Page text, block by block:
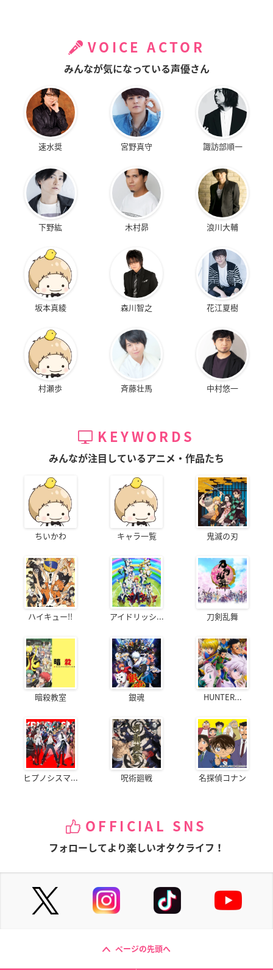
VOICE ACTOR
みんなが気になっている声優さん
速水奨 宮野真守 諏訪部順一
下野紘 木村昴 浪川大輔
坂本真綾 森川智之 花江夏樹
村瀬歩 斉藤壮馬 中村悠一
KEYWORDS
みんなが注目しているアニメ・作品たち
ちいかわ キャラ一覧 鬼滅の刃
ハイキュー!! アイドリッシ... 刀剣乱舞
暗殺教室 銀魂 HUNTER...
ヒプノシスマ... 呪術廻戦 名探偵コナン
OFFICIAL SNS
フォローしてより楽しいオタクライフ！
ページの先頭へ